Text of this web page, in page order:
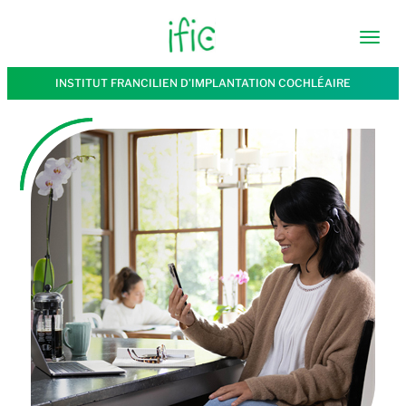
INSTITUT FRANCILIEN D’IMPLANTATION COCHLÉAIRE